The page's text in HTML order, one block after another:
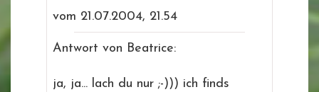
vom 21.07.2004, 21.54
Antwort von Beatrice:
ja, ja... lach du nur ;-))) ich finds